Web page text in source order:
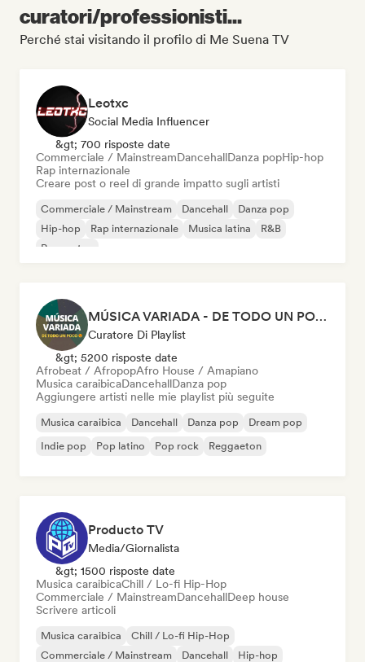
curatori/professionisti...
Perché stai visitando il profilo di Me Suena TV
Leotxc
Social Media Influencer
&gt; 700 risposte date
Commerciale / MainstreamDancehallDanza popHip-hop
Rap internazionale
Creare post o reel di grande impatto sugli artisti
Commerciale / Mainstream Dancehall
Danza pop
Hip-hop
Rap internazionale Musica latina
R&B
Reggaeton
MÚSICA VARIADA - DE TODO UN POCO
Curatore Di Playlist
&gt; 5200 risposte date
Afrobeat / AfropopAfro House / Amapiano
Musica caraibicaDancehallDanza pop
Aggiungere artisti nelle mie playlist più seguite
Musica caraibica Dancehall Danza pop
Dream pop
Indie pop
Pop latino Pop rock Reggaeton
Producto TV
Media/Giornalista
&gt; 1500 risposte date
Musica caraibicaChill / Lo-fi Hip-Hop
Commerciale / MainstreamDancehallDeep house
Scrivere articoli
Musica caraibica
Chill / Lo-fi Hip-Hop
Commerciale / Mainstream
Dancehall
Hip-hop